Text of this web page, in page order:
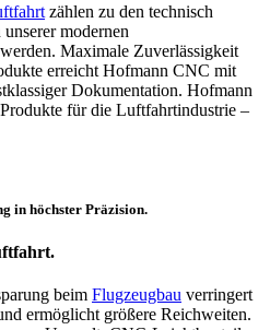
zählen zu den technisch
modernen
Maximale Zuverlässigkeit
erreicht Hofmann CNC mit
Dokumentation. Hofmann
für die Luftfahrtindustrie –
in höchster Präzision.
beim Flugzeugbau verringert
ermöglicht größere Reichweiten.